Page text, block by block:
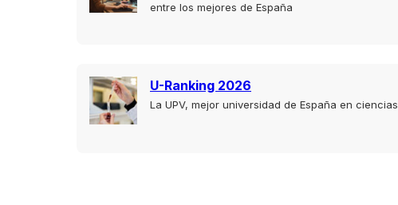
entre los mejores de España
U-Ranking 2026
La UPV, mejor universidad de España en ciencias